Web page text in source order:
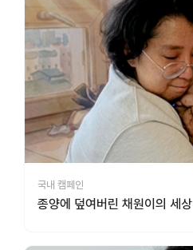
국내 캠페인
종양에 덮여버린 채원이의 세상